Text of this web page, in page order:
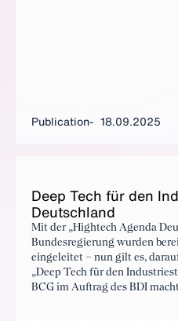
Publication 18.09.2025
Deep Tech für den
Deutsch­land
Mit der „Hightech Agenda
Bundesregierung wurden
eingeleitet – nun gilt es,
„Deep Tech für den
BCG im Auftrag des BDI